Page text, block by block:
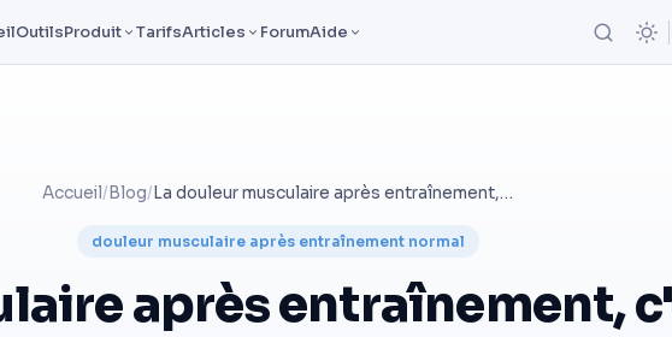
OutilsProduit TarifsArticles ForumAide
Accueil/ Blog/ La douleur musculaire après entraînement, c'est normal ?
douleur musculaire après entraînement normal
après entraînement,